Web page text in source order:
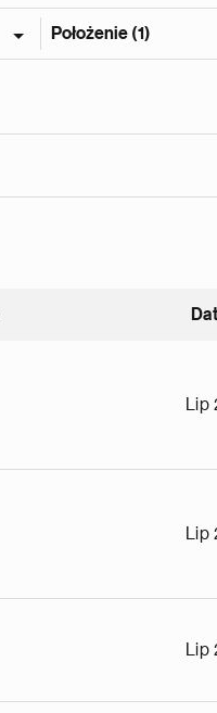
Położenie (1)